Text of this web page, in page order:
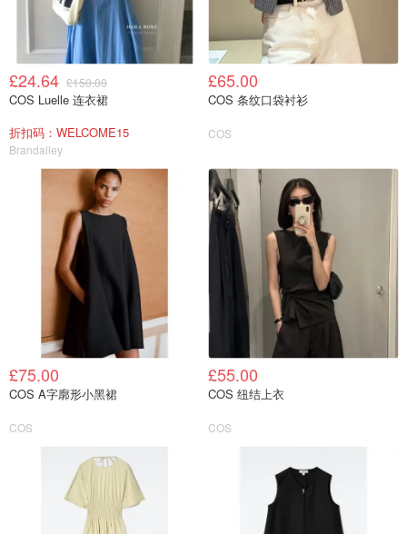
£24.64 £150.00
COS Luelle 连衣裙
折扣码：WELCOME15
Brandalley
£65.00
COS 条纹口袋衬衫
COS
£75.00
COS A字廓形小黑裙
COS
£55.00
COS 纽结上衣
COS